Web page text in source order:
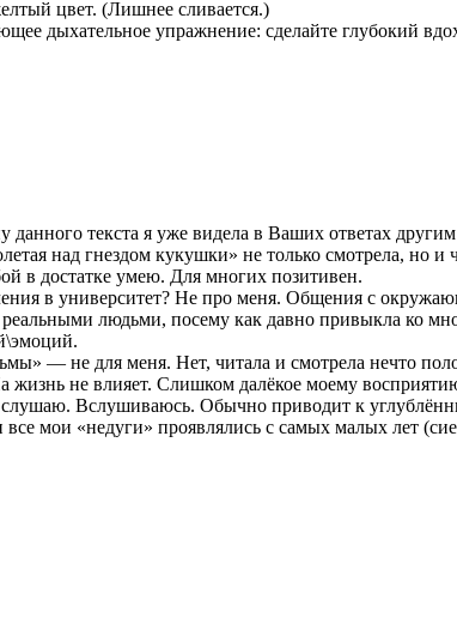
цвет. (Лишнее сливается.)
дыхательное упражнение: сделайте глубокий
текста я уже видела в Ваших ответах
над гнездом кукушки» не только смотрела, но и
в достатке умею. Для многих позитивен.
в университет? Не про меня. Общения с
реальными людьми, посему как давно привыкла ко
— не для меня. Нет, читала и смотрела нечто
жизнь не влияет. Слишком далёкое моему
Вслушиваюсь. Обычно приводит к
мои «недуги» проявлялись с самых малых лет (сие